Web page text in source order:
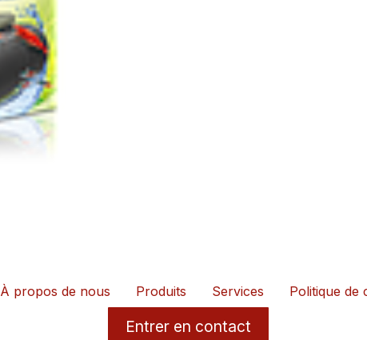
À propos de nous Produits Services Politique de
Entrer en contact